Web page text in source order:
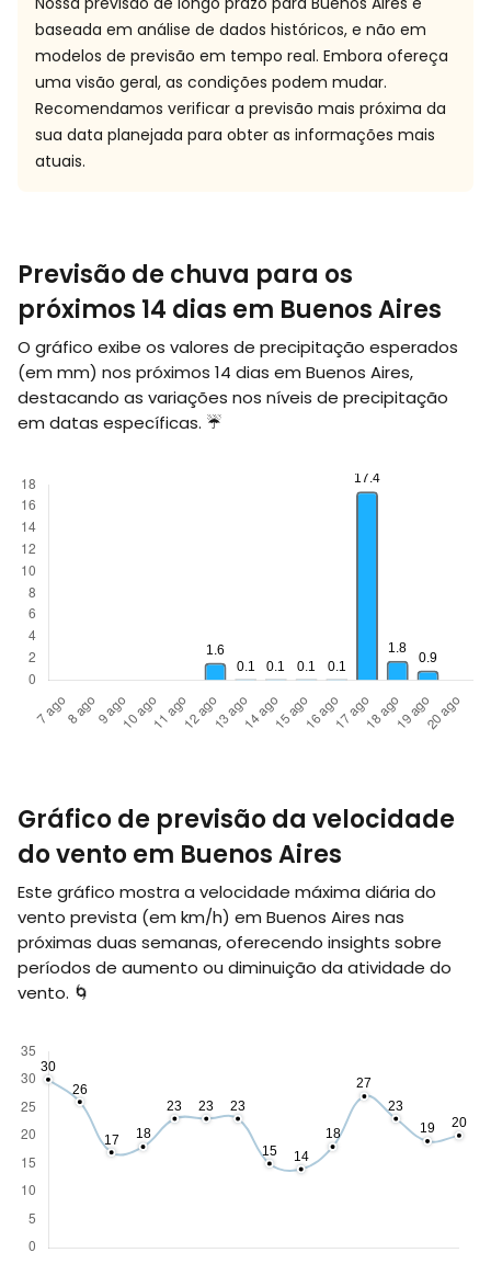
baseada em análise de dados históricos, e não em
modelos de previsão em tempo real. Embora ofereça
uma visão geral, as condições podem mudar.
Recomendamos verificar a previsão mais próxima da
sua data planejada para obter as informações mais
atuais.
Previsão de chuva para os
próximos 14 dias em Buenos Aires
O gráfico exibe os valores de precipitação esperados
(em mm) nos próximos 14 dias em Buenos Aires,
destacando as variações nos níveis de precipitação
em datas específicas. ☔
Gráfico de previsão da velocidade
do vento em Buenos Aires
Este gráfico mostra a velocidade máxima diária do
vento prevista (em km/h) em Buenos Aires nas
próximas duas semanas, oferecendo insights sobre
períodos de aumento ou diminuição da atividade do
vento. 🌀